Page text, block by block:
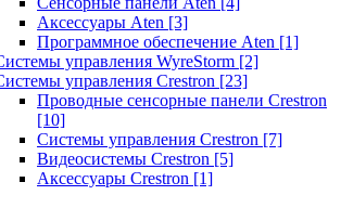
Аксессуары Aten [3]
Программное обеспечение Aten [1]
управления WyreStorm [2]
управления Crestron [23]
Проводные сенсорные панели Crestron
[10]
Системы управления Crestron [7]
Видеосистемы Crestron [5]
Аксессуары Crestron [1]